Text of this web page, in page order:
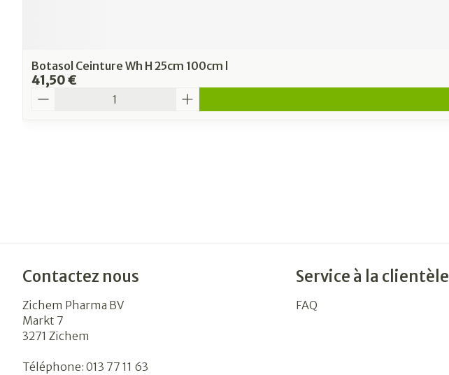
Botasol Ceinture Wh H 25cm 100cm l
41,50 €
Contactez nous
Zichem Pharma BV
Markt 7
3271 Zichem
Téléphone: 013 77 11 63
Service à la clientèle
FAQ